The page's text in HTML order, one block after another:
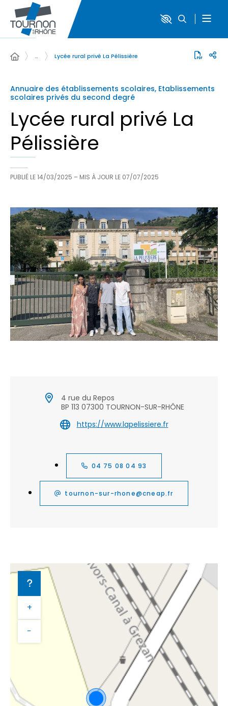
… Lycée rural privé La Pélissière
Annuaire des établissements scolaires, Etablissements
scolaires privés du second degré
Lycée rural privé La
Pélissière
PUBLIÉ LE14/03/2025 – MIS À JOUR LE 07/07/2025
4 rue du Repos
BP 113 07300 TOURNON-SUR-RHÔNE
https://www.lapelissiere.fr
04 75 08 04 93
tournon-sur-rhone@cneap.fr
+
−